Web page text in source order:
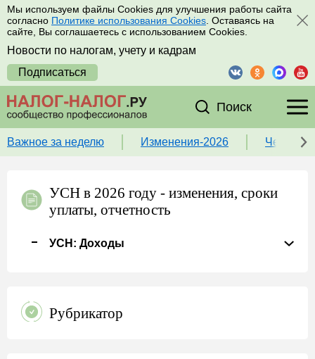
Мы используем файлы Cookies для улучшения работы сайта
согласно Политике использования Cookies . Оставаясь на
сайте, Вы соглашаетесь с использованием Cookies.
Новости по налогам, учету и кадрам
Подписаться
Поиск
Важное за неделю Изменения-2026 Чек-
УСН в 2026 году - изменения, сроки
уплаты, отчетность
УСН: Доходы
Рубрикатор